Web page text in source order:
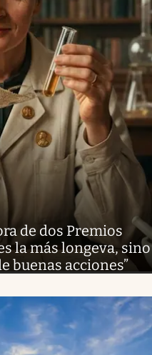
de dos Premios
la más longeva, sino
buenas acciones”